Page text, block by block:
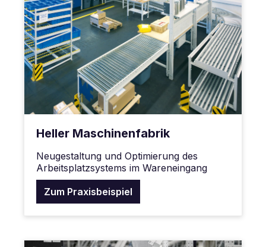
Heller Maschinenfabrik
Neugestaltung und Optimierung des
Arbeitsplatzsystems im Wareneingang
Zum Praxisbeispiel